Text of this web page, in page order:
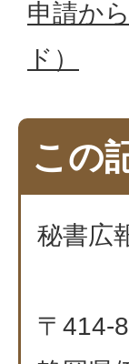
申請か
ド）
この
秘書広
〒414-